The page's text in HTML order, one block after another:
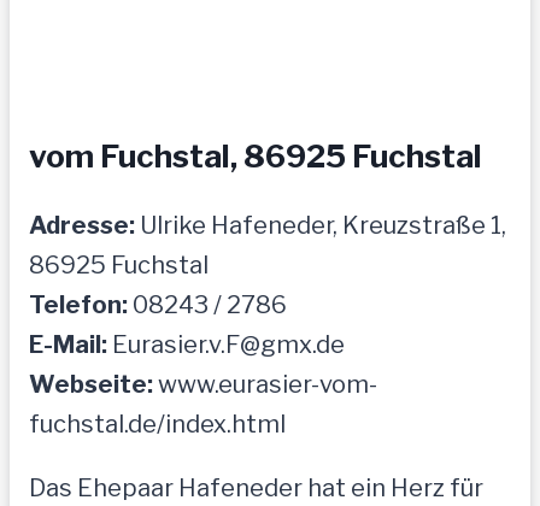
vom Fuchstal, 86925 Fuchstal
Adresse: Ulrike Hafeneder, Kreuzstraße 1,
86925 Fuchstal
Telefon: 08243 / 2786
E-Mail: Eurasier.v.F@gmx.de
Webseite:www.eurasier-vom-
fuchstal.de/index.html
Das Ehepaar Hafeneder hat ein Herz für